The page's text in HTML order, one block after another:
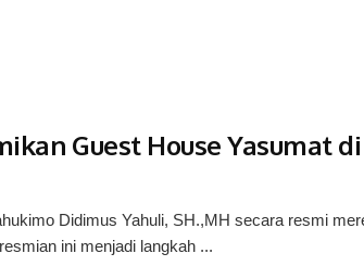
Guest House Yasumat
Didimus Yahuli, SH.,MH secara resmi
ini menjadi langkah ...